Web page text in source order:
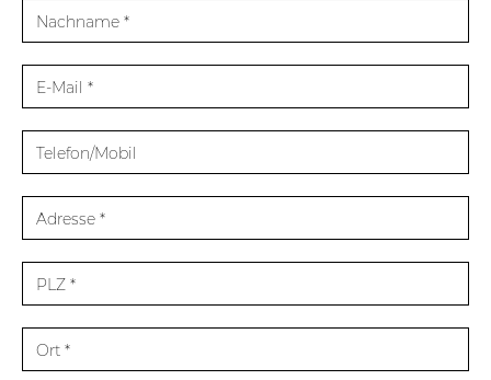
Nachname
*
E-
Mail
*
Telefon/Mobil
Adresse
*
PLZ
*
Ort
*